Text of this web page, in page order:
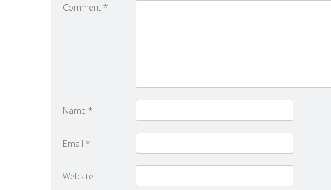
Comment *
Name *
Email *
Website